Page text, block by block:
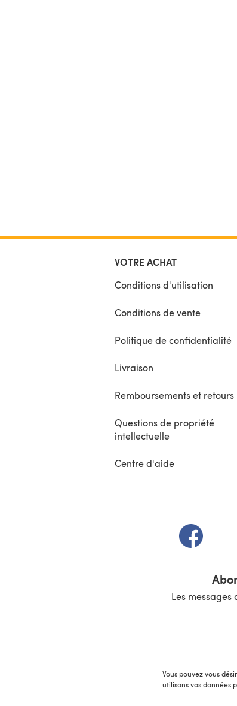
VOTRE ACHAT
Conditions d'utilisation
Conditions de vente
Politique de confidentialité
Livraison
Remboursements et retours
Questions de propriété
intellectuelle
Centre d'aide
(s'ouvre
Les
Vous pouvez vous
utilisons vos données